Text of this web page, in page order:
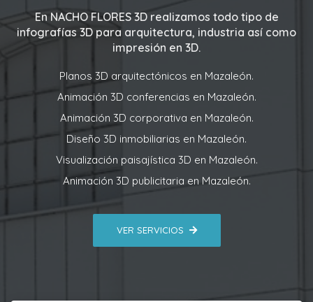
En NACHO FLORES 3Drealizamos todo tipo de
infografías 3D para arquitectura, industria así como
impresión en 3D.
Planos 3D arquitectónicos en Mazaleón.
Animación 3D conferencias en Mazaleón.
Animación 3D corporativa en Mazaleón.
Diseño 3D inmobiliarias en Mazaleón.
Visualización paisajística 3D en Mazaleón.
Animación 3D publicitaria en Mazaleón.
VER SERVICIOS